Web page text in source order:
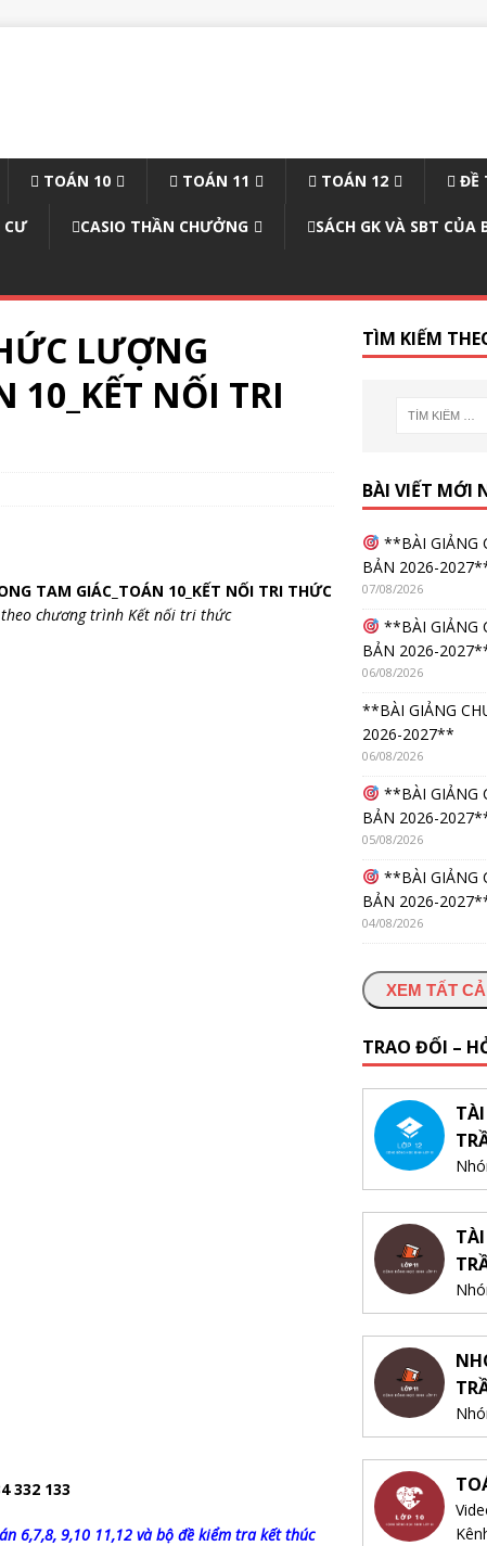
TOÁN 10 TOÁN 11 TOÁN 12 ĐỀ
CƯ CASIO THẦN CHƯỞNG SÁCH GK VÀ SBT CỦA
LƯỢNG
10_KẾT NỐI TRI
TAM GIÁC_TOÁN 10_KẾT NỐI TRI THỨC
theo chương trình Kết nối tri thức
332 133
6,7,8, 9,10 11,12 và bộ đề kiểm tra kết thúc
TÌM KIẾM
BÀI VIẾT MỚI
**BÀI GIẢNG
BẢN 2026-
07/08/2026
**BÀI GIẢNG
BẢN 2026-
06/08/2026
**BÀI GIẢNG
2026-2027**
06/08/2026
**BÀI GIẢNG
BẢN 2026-
05/08/2026
**BÀI GIẢNG
BẢN 2026-
04/08/2026
XEM TẤT
TRAO ĐỔI –